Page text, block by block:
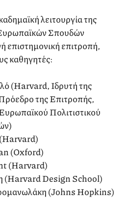
λειτουργία της
Σπουδών
επιστημονική επιτροπή,
καθηγητές:
(Harvard, Ιδρυτή της
της Επιτροπής,
Πολιτιστικού
(Oxford)
(Harvard)
(Harvard Design School)
(Johns Hopkins)